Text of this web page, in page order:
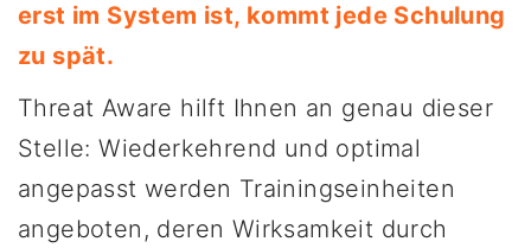
erst im System ist, kommt jede Schulung
zu spät.
Threat Aware hilft Ihnen an genau dieser
Stelle: Wiederkehrend und optimal
angepasst werden Trainingseinheiten
angeboten, deren Wirksamkeit durch